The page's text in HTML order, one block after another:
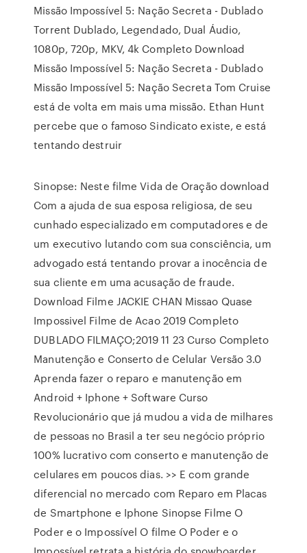
Missão Impossível 5: Nação Secreta - Dublado
Torrent Dublado, Legendado, Dual Áudio,
1080p, 720p, MKV, 4k Completo Download
Missão Impossível 5: Nação Secreta - Dublado
Missão Impossível 5: Nação Secreta Tom Cruise
está de volta em mais uma missão. Ethan Hunt
percebe que o famoso Sindicato existe, e está
tentando destruir
Sinopse: Neste filme Vida de Oração download
Com a ajuda de sua esposa religiosa, de seu
cunhado especializado em computadores e de
um executivo lutando com sua consciência, um
advogado está tentando provar a inocência de
sua cliente em uma acusação de fraude.
Download Filme JACKIE CHAN Missao Quase
Impossivel Filme de Acao 2019 Completo
DUBLADO FILMAÇO;2019 11 23 Curso Completo
Manutenção e Conserto de Celular Versão 3.0
Aprenda fazer o reparo e manutenção em
Android + Iphone + Software Curso
Revolucionário que já mudou a vida de milhares
de pessoas no Brasil a ter seu negócio próprio
100% lucrativo com conserto e manutenção de
celulares em poucos dias. >> E com grande
diferencial no mercado com Reparo em Placas
de Smartphone e Iphone Sinopse Filme O
Poder e o Impossível O filme O Poder e o